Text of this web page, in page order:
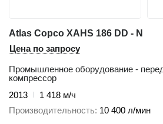
Atlas Copco XAHS 186 DD - N
Цена по запросу
Промышленное оборудование -
компрессор
2013
1 418 м/ч
Производительность 10 400 л/мин